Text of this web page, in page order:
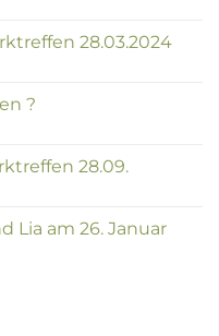
28.03.2024
?
28.09.
Lia am 26. Januar